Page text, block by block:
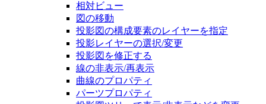
相対ビュー
図の移動
投影図の構成要素のレイヤーを指定
投影レイヤーの選択/変更
投影図を修正する
線の非表示/再表示
曲線のプロパティ
パーツプロパティ